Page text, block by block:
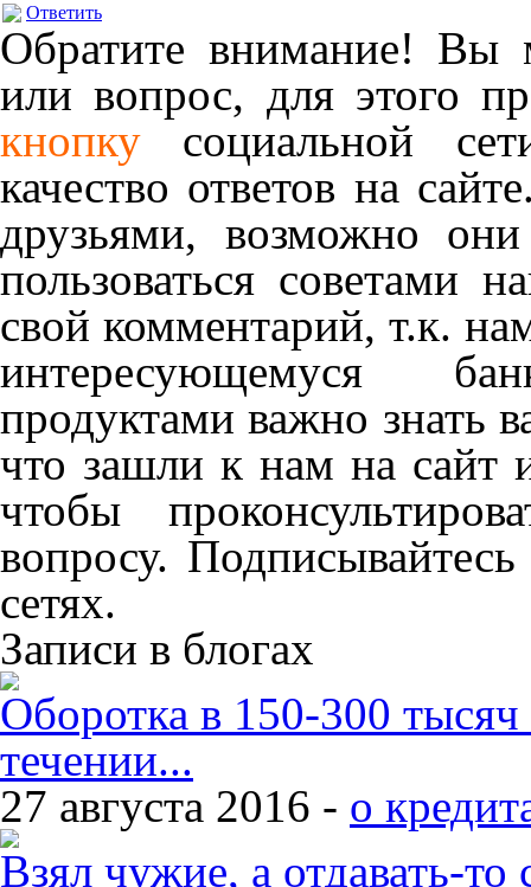
Ответить
Обратите внимание! Вы
или вопрос, для этого
кнопку социальной
качество ответов на
друзьями, возможно
пользоваться советами
свой комментарий, т.к.
интересующемуся
продуктами важно знать
что зашли к нам на сайт
чтобы
вопросу.
сетях.
Записи в блогах
Оборотка в 150-300
течении...
27 августа 2016 - о
Взял чужие, а отдавать-